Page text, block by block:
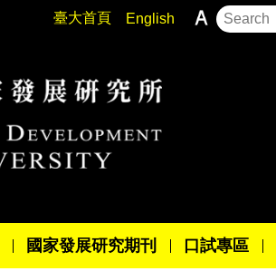
臺大首頁 English
國家發展研究期刊 口試專區